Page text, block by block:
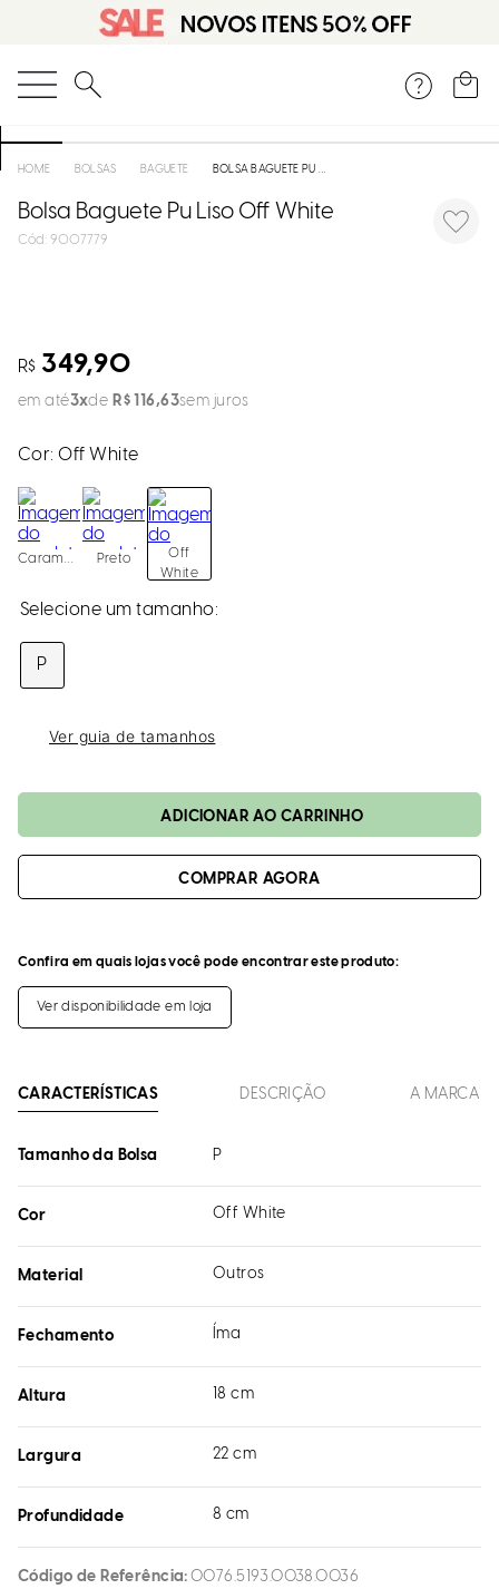
O que você está procurando?
BOLSAS BAGUETE BOLSA BAGUETE PU LISO OFF WHITE
Bolsa Baguete Pu Liso Off White
: 9007779
R$ 349,90
em até3 R$ 116,63sem juros
Cor:Off White
Caramelo Preto
Off
White
P
Ver guia de tamanhos
ADICIONAR AO CARRINHO
Confira em quais lojas você pode encontrar este produto:
Ver disponibilidade em loja
CARACTERÍSTICAS DESCRIÇÃO A MARCA
Tamanho da Bolsa P
Cor Off White
Material Outros
Fechamento Íma
Altura 18 cm
Largura 22 cm
Profundidade 8 cm
Código de Referência 0076.5193.0038.0036